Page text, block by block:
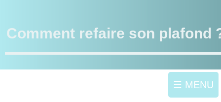
Comment refaire son plafond
☰ MENU